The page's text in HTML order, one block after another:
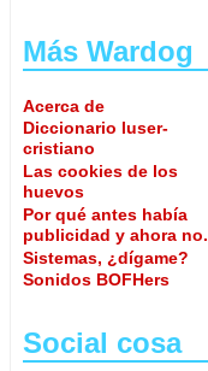
Más Wardog
Acerca de
Diccionario luser-
cristiano
Las cookies de los
huevos
Por qué antes había
publicidad y ahora no.
Sistemas, ¿dígame?
Sonidos BOFHers
Social cosa